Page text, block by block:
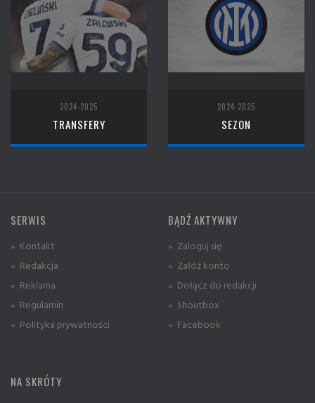
2024-2025
TRANSFERY
2024-2025
SEZON
SERWIS
» Kontakt
» Redakcja
» Reklama
» Regulamin
» Polityka prywatności
BĄDŹ AKTYWNY
» Zaloguj się
» Załóż konto
» Dołącz do redakcji
» Shoutbox
» Facebook
NA SKRÓTY